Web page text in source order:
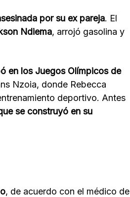
por su ex pareja. El
Ndiema, arrojó gasolina y
en los Juegos Olímpicos de
Nzoia, donde Rebecca
deportivo. Antes
se construyó en su
, de acuerdo con el médico de